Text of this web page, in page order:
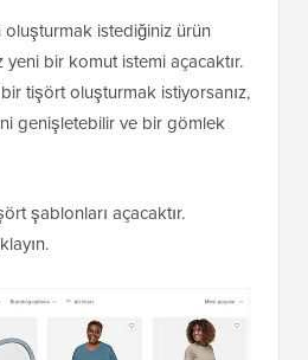
istediğiniz ürün
bir komut istemi açacaktır.
tişört oluşturmak istiyorsanız,
genişletebilir ve bir gömlek
şablonları açacaktır.